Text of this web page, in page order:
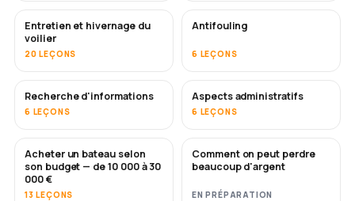
Entretien et hivernage du
voilier
20 LEÇONS
BIENTÔT
Antifouling
6 LEÇONS
Recherche d'informations
6 LEÇONS
Aspects administratifs
6 LEÇONS
BIENTÔT
Acheter un bateau selon
son budget — de 10 000 à 30
000 €
13 LEÇONS
BIENTÔT
Comment on peut perdre
beaucoup d'argent
EN PRÉPARATION